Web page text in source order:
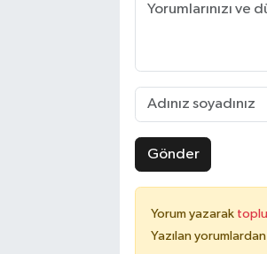
Gönder
Yorum yazarak
Yazılan